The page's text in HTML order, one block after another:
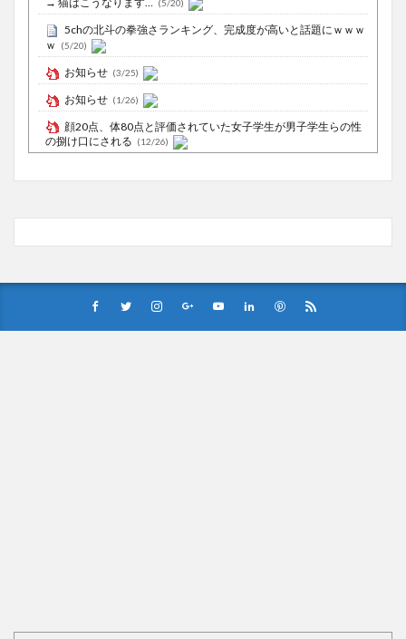
(5/20)
5chの北斗の拳強さランキング、完成度が高いと話題にｗｗｗ
ｗ
(5/20)
お知らせ (3/25)
お知らせ (1/26)
顔20点、体80点と評価されていた女子学生が男子学生らの性
の捌け口にされる (12/26)
広がらず